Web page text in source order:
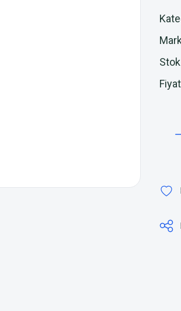
Fiyat